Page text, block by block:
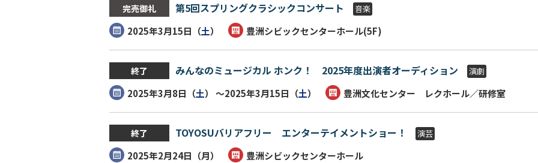
完売御礼 第5回スプリングクラシックコンサート 音楽
2025年3月15日（土） 豊洲シビックセンターホール(5F)
終了 みんなのミュージカル ホンク！ 2025年度出演者オーディション 演劇
2025年3月8日（土） ～2025年3月15日（土） 豊洲文化センター レクホール／研修室
終了 TOYOSUバリアフリー エンターテイメントショー！ 演芸
2025年2月24日（月） 豊洲シビックセンターホール